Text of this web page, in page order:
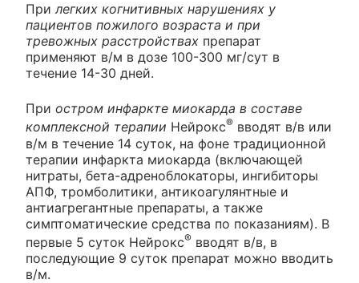
Прилегких когнитивных нарушениях у
пациентов пожилого возраста и при
тревожных расстройствах препарат
применяют в/м в дозе 100-300 мг/сут в
течение 14-30 дней.
При остром инфаркте миокарда в составе
комплексной терапии Нейрокс® вводят в/в или
в/м в течение 14 суток, на фоне традиционной
терапии инфаркта миокарда (включающей
нитраты, бета-адреноблокаторы, ингибиторы
АПФ, тромболитики, антикоагулянтные и
антиагрегантные препараты, а также
симптоматические средства по показаниям). В
первые 5 суток Нейрокс® вводят в/в, в
последующие 9 суток препарат можно вводить
в/м.